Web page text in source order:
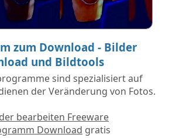
zum Download - Bilder
und Bildtools
sind spezialisiert auf
der Veränderung von Fotos.
bearbeiten Freeware
Download gratis